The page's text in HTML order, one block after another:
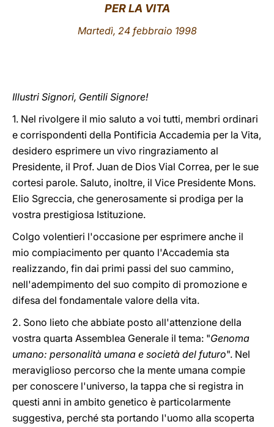
PER LA VITA
Martedì, 24 febbraio 1998
Illustri Signori, Gentili Signore!
1. Nel rivolgere il mio saluto a voi tutti, membri ordinari
e corrispondenti della Pontificia Accademia per la Vita,
desidero esprimere un vivo ringraziamento al
Presidente, il Prof. Juan de Dios Vial Correa, per le sue
cortesi parole. Saluto, inoltre, il Vice Presidente Mons.
Elio Sgreccia, che generosamente si prodiga per la
vostra prestigiosa Istituzione.
Colgo volentieri l'occasione per esprimere anche il
mio compiacimento per quanto l'Accademia sta
realizzando, fin dai primi passi del suo cammino,
nell'adempimento del suo compito di promozione e
difesa del fondamentale valore della vita.
2. Sono lieto che abbiate posto all'attenzione della
vostra quarta Assemblea Generale il tema: "Genoma
umano: personalità umana e società del futuro". Nel
meraviglioso percorso che la mente umana compie
per conoscere l'universo, la tappa che si registra in
questi anni in ambito genetico è particolarmente
suggestiva, perché sta portando l'uomo alla scoperta